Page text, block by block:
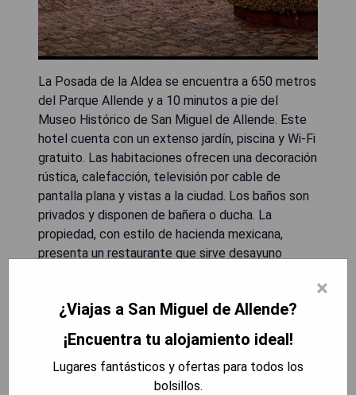
La Posada de la Aldea se encuentra a 650 metros
del Parque Allende y a 10 minutos a pie del
Museo Histórico de San Miguel de Allende. Este
hotel cuenta con un extenso jardín, piscina y Wi-Fi
gratuito. Las habitaciones ofrecen una decoración
rústica, calefacción, televisión por cable de
pantalla plana y vistas a la ciudad. Los baños son
privados y disponen de bañera o ducha. La
propiedad, con estilo de hacienda mexicana,
presenta un restaurante que sirve desayuno
Además, está situada a 300 metros del Parque
Juárez y a 600 metros de la Iglesia San Miguel
Arcángel; el Aeropuerto Internacional de
Guanajuato queda a una hora y media en coche.
×
¿Viajas a San Miguel de Allende?
¡Encuentra tu alojamiento ideal!
Lugares fantásticos y ofertas para todos los
bolsillos.